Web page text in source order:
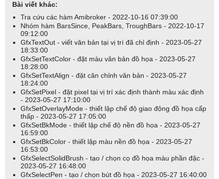
category là một trong các giá trị sau:
categoryMarket (thị trường)
categoryGroup (nhóm)
categorySector (lĩnh vực)
categoryIndustry (ngành)
categoryWatchlist (danh sách theo dõi)
categoryFavorite (yêu thích)
categoryIndex (danh mục chỉ số)
categoryGICS (hệ thống GICS)
categoryICB (hệ thống ICB)
number là số thị trường/nhóm/ngành/lĩnh vực/danh sách theo dõi:
0..255 cho categoryMarket, categoryGroup, categoryIndustry
0..63 cho categorySector
không giới hạn cho categoryWatchlist.
bị bỏ qua cho categoryFavorite, categoryIndex
Bài viết khác:
Tra cứu các hàm Amibroker - 2022-10-16 07:39:00
Nhóm hàm BarsSince, PeakBars, TroughBars - 2022-10-17
09:12:00
GfxTextOut - viết văn bản tại vị trí đã chỉ định - 2023-05-27
18:33:00
GfxSetTextColor - đặt màu văn bản đồ họa - 2023-05-27
18:28:00
GfxSetTextAlign - đặt căn chỉnh văn bản - 2023-05-27
18:24:00
GfxSetPixel - đặt pixel tại vị trí xác định thành màu xác định
- 2023-05-27 17:10:00
GfxSetOverlayMode - thiết lập chế độ giao động đồ họa cấp
thấp - 2023-05-27 17:05:00
GfxSetBkMode - thiết lập chế độ nền đồ họa - 2023-05-27
16:59:00
GfxSetBkColor - thiết lập màu nền đồ họa - 2023-05-27
16:53:00
GfxSelectSolidBrush - tạo / chọn cọ đồ họa màu phần đặc -
2023-05-27 16:48:00
GfxSelectPen - tạo / chọn bút đồ họa - 2023-05-27 16:40:00